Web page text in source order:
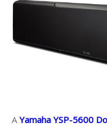
A Yamaha YSP-5600